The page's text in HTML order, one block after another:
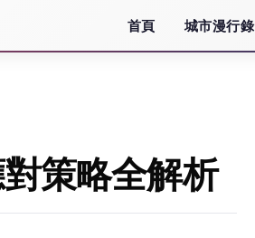
首頁 城市漫行錄
策略全解析